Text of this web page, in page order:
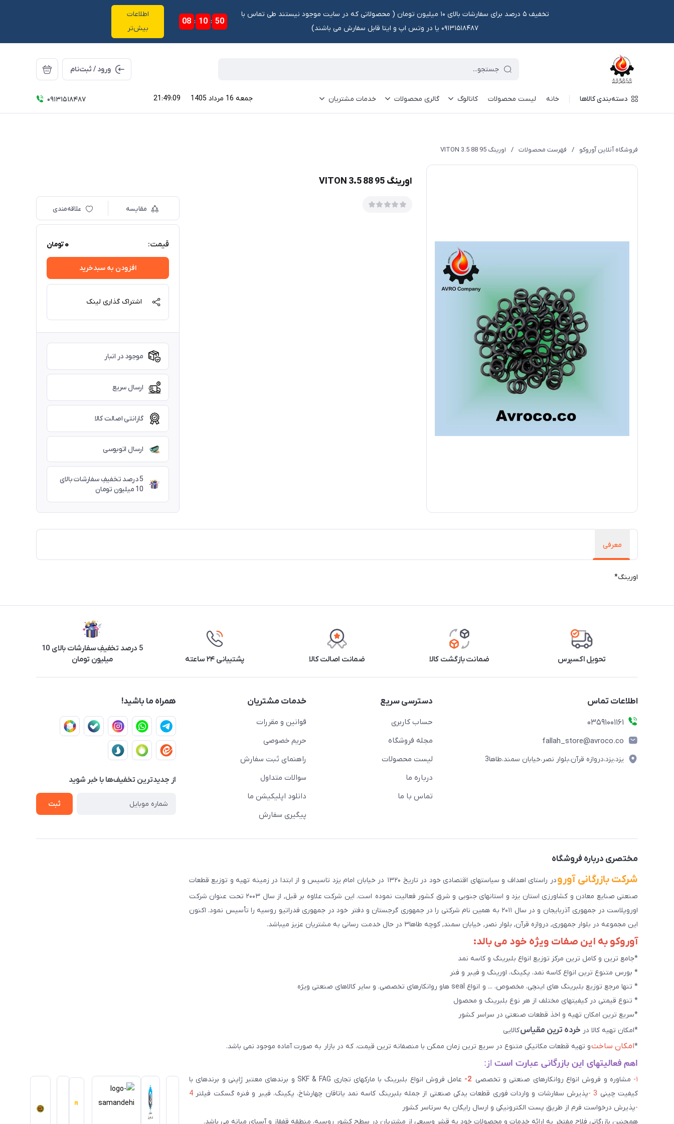
تخفیف ۵ درصد برای سفارشات بالای ۱۰ میلیون تومان ‌‌(‌‌ محصولاتی که در سایت موجود نیستند طی تماس با
۰۹۱۳۱۵۱۸۴۸۷ یا در وتس اپ و ایتا قابل سفارش می باشند)
08 : 10 : 50
اطلاعات
بیش‌تر
ورود / ثبت‌نام
دسته‌بندی کالاها خانه لیست محصولات کاتالوگ گالری محصولات خدمات مشتریان جمعه 16 مرداد 1405 21:49:09
09131518487
فروشگاه آنلاین آوروکو / فهرست محصولات / اورینگ 95 88 3.5 VITON
اورینگ 95 88 3.5 VITON
مقایسه علاقه‌مندی
قیمت: 0تومان
افزودن به سبدخرید
اشتراک گذاری لینک
موجود در انبار
ارسال سریع
گارانتی اصالت کالا
ارسال اتوبوسی
5 درصد تخفیفِ سفارشات بالای
10 میلیون تومان
معرفی
اورینگ*
تحویل اکسپرس ضمانت بازگشت کالا ضمانت اصالت کالا پشتیبانی ۲۴ ساعته
5 درصد تخفیفِ سفارشات بالای 10
میلیون تومان
اطلاعات تماس
03591001161
fallah_store@avroco.co
یزد،یزد،دروازه قرآن،بلوار نصر،خیابان سمند،طاها3
دسترسی سریع
حساب کاربری
مجله فروشگاه
لیست محصولات
درباره ما
تماس با ما
خدمات مشتریان
قوانین و مقررات
حریم خصوصی
راهنمای ثبت سفارش
سوالات متداول
دانلود اپلیکیشن ما
پیگیری سفارش
همراه ما باشید!
از جدید‌ترین تخفیف‌ها با‌ خبر شوید
ثبت
مختصری درباره فروشگاه
شرکت بازرگانی آورو
در راستای اهداف و سیاستهای اقتصادی خود در تاریخ ۱۳۲۰ در خیابان امام یزد تاسیس و از ابتدا در زمینه تهیه و توزیع قطعات
صنعتی صنایع معادن و کشاورزی استان یزد و استانهای جنوبی و شرق کشور فعالیت نموده است. این شرکت علاوه بر قبل, از سال ۲۰۰۳ تحت عنوان شرکت
اوروپلاست در جمهوری آذربایجان و در سال ۲۰۱۱ به همین نام شرکتی را در جمهوری گرجستان و دفتر خود در جمهوری فدراتیو روسیه را تأسیس نمود. اکنون
این مجموعه در بلوار جمهوری, دروازه قرآن, بلوار نصر, خیابان سمند, کوچه طاها۳ در حال خدمت رسانی به مشتریان عزیز میباشد.
آوروکو به این صفات ویژه خود می بالد:
*جامع ترین و کامل ترین مرکز توزیع انواع بلبرینگ و کاسه نمد
* بورس متنوع ترین انواع کاسه نمد، پکینگ، اورینگ و فیبر و فنر
* تنها مرجع توزیع بلبرینگ های اینچی، مخصوص، ... و انواع seal هاو روانکارهای تخصصی. و سایر کالاهای صنعتی ويژه
* تنوع قیمتی در کیفیتهای مختلف از هر نوع بلبرینگ و محصول
*سریع ترین امکان تهیه و اخذ قطعات صنعتی در سراسر کشور
*امکان تهیه کالا در خرده ترین مقیاسکالایی
*امکان ساختو تهیه قطعات مکانیکی متنوع در سریع ترین زمان ممکن با منصفانه ترین قیمت، که در بازار به صورت آماده موجود نمی باشد.
اهم فعالیتهای این بازرگانی عبارت است از:
۱- مشاوره و فروش انواع روانکارهای صنعتی و تخصصی 2-
عامل فروش انواع بلبرینگ با مارکهای تجاری SKF & FAG و برندهای معتبر ژاپنی و برندهای با
کیفیت چینی 3 - پذیرش سفارشات و واردات فوری قطعات یدکی صنعتی از جمله بلبرینگ کاسه نمد یاتاقان چهارشاخ، پکینگ، فیبر و فنره گسکت فیلتر 4
-پذیرش درخواست فرم از طریق پست الکترونیکی و ارسال رایگان به سرتاسر کشور
همچنین بازرگانی فلاح مفتخر به ارائه خدمات و محصولات خود به قشر وسیعی از مشتریان در سطح کشور روسیه، منطقه قفقاز و آسیای میانه می باشد.